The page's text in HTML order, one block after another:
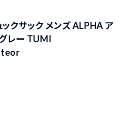
ックサック メンズ ALPHA ア
レー TUMI